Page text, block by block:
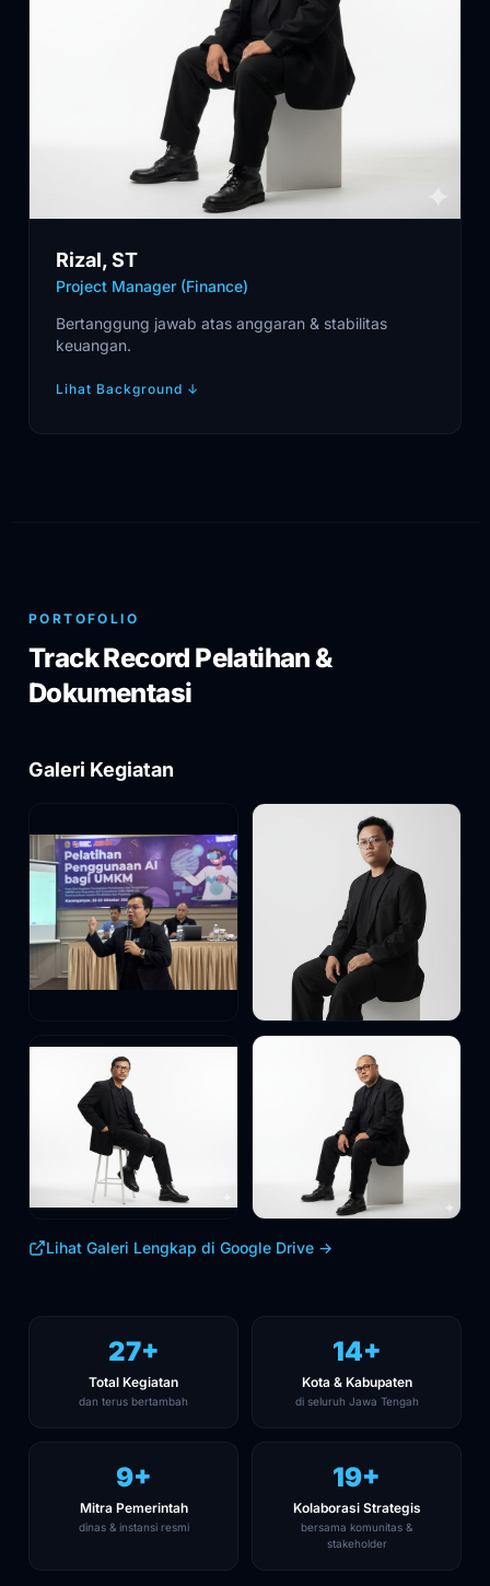
Rizal, ST
Project Manager (Finance)
Bertanggung jawab atas anggaran & stabilitas
keuangan.
Lihat Background ↓
PORTOFOLIO
Track Record Pelatihan &
Dokumentasi
Galeri Kegiatan
Strategi Digital
Tim
M. Fahrur Rozi — CEO &
Lead Trainer
Tim
Willy Kurniawan Yahya
— COO
Rizal, ST — Project
Manager
Lihat Galeri Lengkap di Google Drive →
27+
Total Kegiatan
dan terus bertambah
14+
Kota & Kabupaten
di seluruh Jawa Tengah
10+
Mitra Pemerintah
dinas & instansi resmi
20+
Kolaborasi Strategis
bersama komunitas &
stakeholder